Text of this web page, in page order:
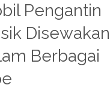
Pengantin
Disewakan
Berbagai